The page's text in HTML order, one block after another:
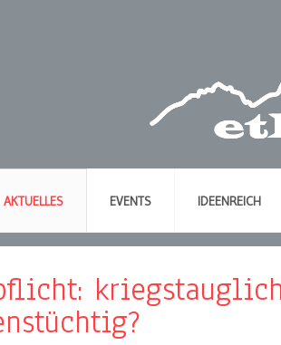
AKTUELLES EVENTS IDEENREICH